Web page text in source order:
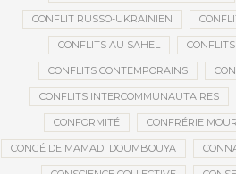
CONFLIT RUSSO-UKRAINIEN
CONFLITS AU SAHEL
CONFLITS CONTEMPORAINS
CONFLITS INTERCOMMUNAUTAIRES
CONFORMITÉ CONFRÉRIE
CONGÉ DE MAMADI DOUMBOUYA